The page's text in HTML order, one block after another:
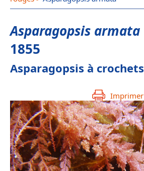
Asparagopsis armata
1855
Asparagopsis à crochets
Imprimer